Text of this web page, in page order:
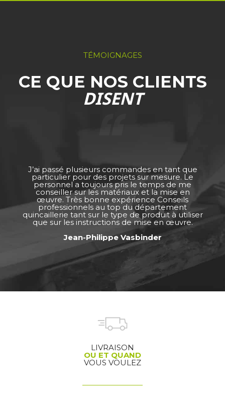
TÉMOIGNAGES
CE QUE NOS CLIENTS
DISENT
J’ai passé plusieurs commandes en tant que
particulier pour des projets sur mesure. Le
personnel a toujours pris le temps de me
conseiller sur les matériaux et la mise en
œuvre. Très bonne expérience Conseils
professionnels au top du département
quincaillerie tant sur le type de produit à utiliser
que sur les instructions de mise en œuvre.
Jean-Philippe Vasbinder
LIVRAISON
OU ET QUAND
VOUS VOULEZ